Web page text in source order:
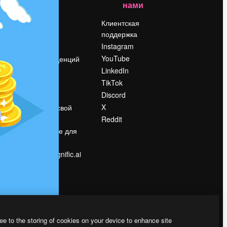
Цены
О нас
Поиск тенденций
Slidesgo
Продайте свой
контент
Помещение для
Ищете magnific.ai
нами
Клиентская
поддержка
Instagram
YouTube
LinkedIn
TikTok
Discord
X
Reddit
to the storing of cookies on your device to enhance site